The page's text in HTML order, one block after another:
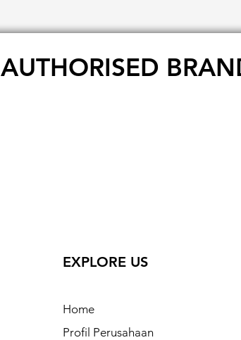
AUTHORISED
EXPLORE US
Home
Profil Perusahaan